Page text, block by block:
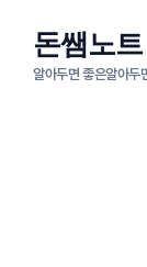
돈쌤노트
알아두면 좋은알아두